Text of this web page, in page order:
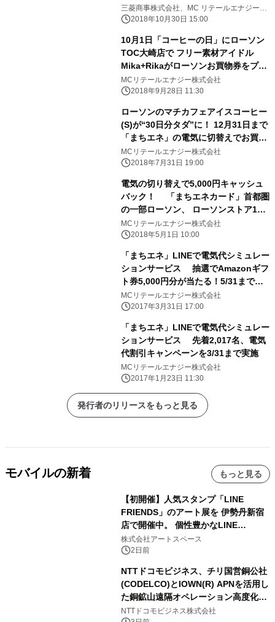
三菱商事株式会社、MC リテールエナジー株
式会社、株式会社ローソン
2018年10月30日 15:00
10月1日「コーヒーの日」にローソン
TOC大崎店で フリー素材アイドル
Mika+Rikaがローソンお買物券をプレ
ゼント！
MCリテールエナジー株式会社
2018年9月28日 11:30
ローソンのマチカフェアイスコーヒー
(S)が“30日分タダ”に！ 12月31日まで
「まちエネ」の電気に切替えでお買物
券をプレゼント
MCリテールエナジー株式会社
2018年7月31日 19:00
電気の切り替えで5,000円キャッシュ
バック！ 「まちエネカード」首都圏
の一部ローソン、 ローソンストア100
で販売開始！
MCリテールエナジー株式会社
2018年5月1日 10:00
「まちエネ」LINEで電気代シミュレー
ションサービス 抽選でAmazonギフ
ト券5,000円分が当たる！5/31まで実
施
MCリテールエナジー株式会社
2017年3月31日 17:00
「まちエネ」LINEで電気代シミュレー
ションサービス 先着2,017名、電気
代割引キャンペーンを3/31まで実施
MCリテールエナジー株式会社
2017年1月23日 11:30
発行者のリリースをもっと見る
モバイルの新着 もっと見る
【初開催】人気スタンプ「LINE
FRIENDS」のアート展を 伊勢丹新宿
店で開催中。 個性豊かなLINE
FRIENDSの仲間たちが インテリアア
ートとして新たな魅力を発信。
株式会社アートスペース
2日前
NTTドコモビジネス、チリ国営銅公社
(CODELCO)とIOWN(R) APNを活用し
た銅鉱山遠隔オペレーション高度化に
向けた調査・実証を開始
NTTドコモビジネス株式会社